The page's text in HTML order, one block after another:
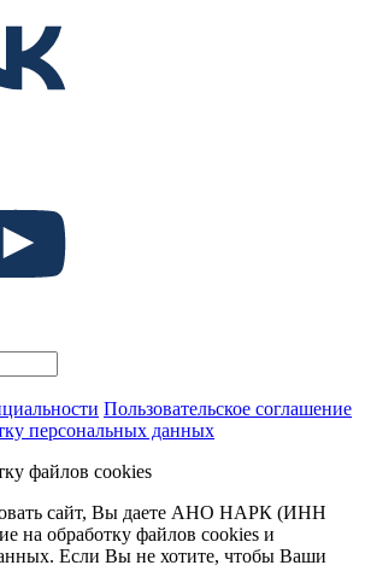
Пользовательское соглашение
персональных данных
файлов cookies
сайт, Вы даете АНО НАРК (ИНН
на обработку файлов cookies и
Если Вы не хотите, чтобы Ваши